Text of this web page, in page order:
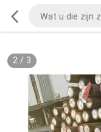
2/ 3